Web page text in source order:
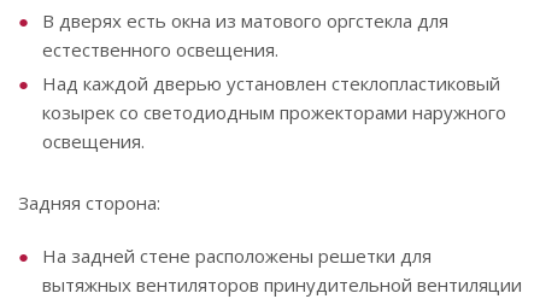
В дверях есть окна из матового оргстекла для
естественного освещения.
Над каждой дверью установлен стеклопластиковый
козырек со светодиодным прожекторами наружного
освещения.
Задняя сторона:
На задней стене расположены решетки для
вытяжных вентиляторов принудительной вентиляции